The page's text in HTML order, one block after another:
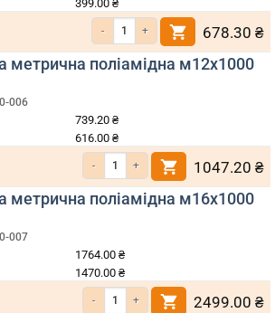
399.00 ₴
Кількість Шпилька метрична
678.30 ₴
метрична поліамідна м12х1000
006
739.20 ₴
616.00 ₴
Кількість Шпилька метрична
1047.20 ₴
метрична поліамідна м16х1000
007
1764.00 ₴
1470.00 ₴
Кількість Шпилька метрична
2499.00 ₴